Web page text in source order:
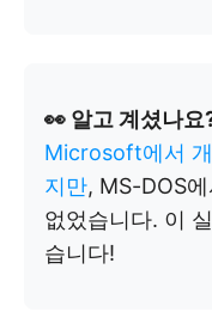
👀 알고 계셨나요
Microsoft에서
지만, MS-DOS
없었습니다. 이
습니다!